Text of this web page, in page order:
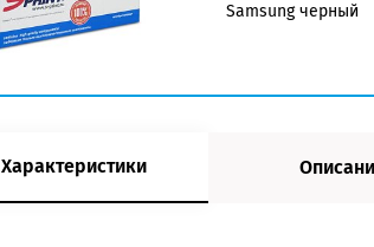
Samsung черный
Характеристики